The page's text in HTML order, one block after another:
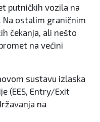
putničkih vozila na
Na ostalim graničnim
čekanja, ali nešto
na većini
sustavu izlaska
(EES, Entry/Exit
na